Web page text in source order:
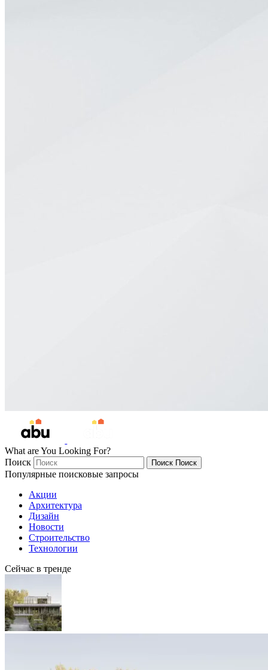
What are You Looking For?
Поиск
Поиск Поиск
Популярные поисковые запросы
Акции
Архитектура
Дизайн
Новости
Строительство
Технологии
Сейчас в тренде